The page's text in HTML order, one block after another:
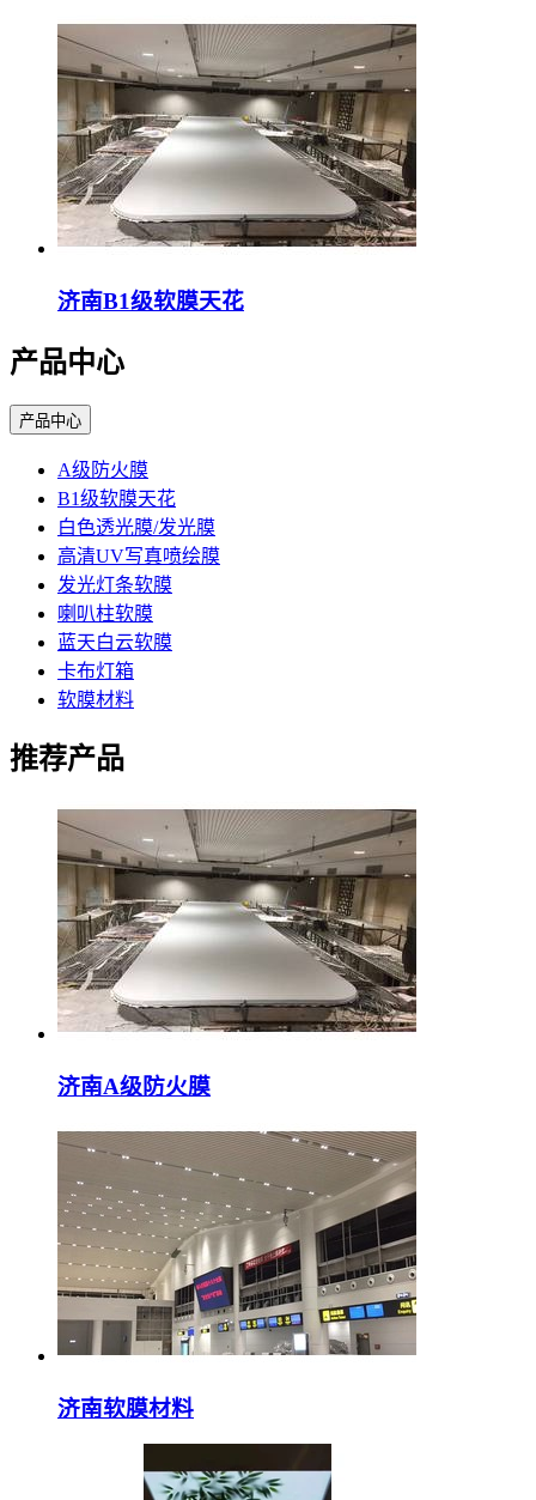
济南B1级软膜天花
产品中心
产品中心
A级防火膜
B1级软膜天花
白色透光膜/发光膜
高清UV写真喷绘膜
发光灯条软膜
喇叭柱软膜
蓝天白云软膜
卡布灯箱
软膜材料
推荐产品
济南A级防火膜
济南软膜材料